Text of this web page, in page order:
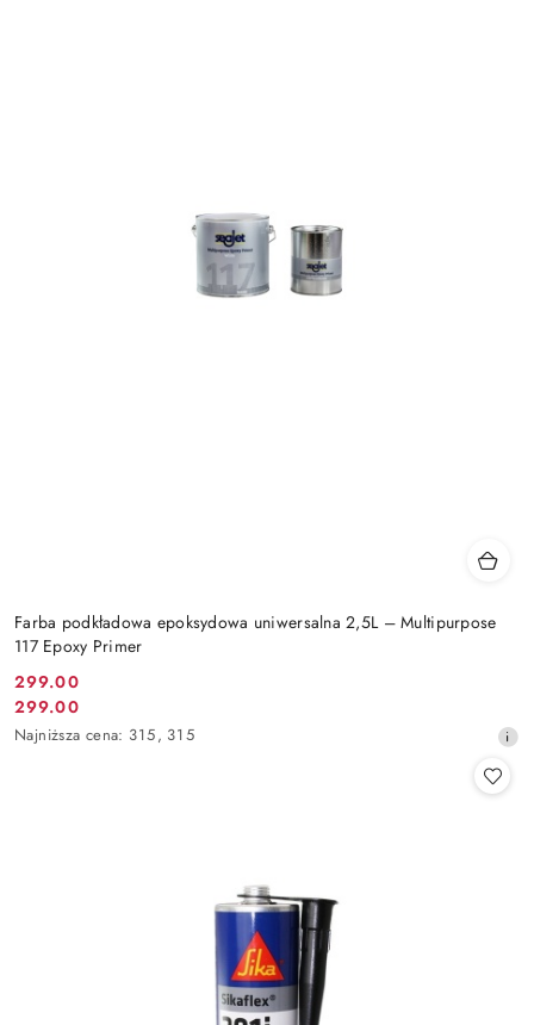
Farba podkładowa epoksydowa uniwersalna 2,5L – Multipurpose
117 Epoxy Primer
Cena
promocyjna:
299.00
Cena
promocyjna:
299.00
Najniższa
Najniższa cena: 315, 315